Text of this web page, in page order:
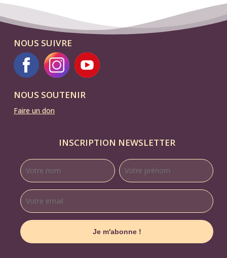
NOUS SUIVRE
NOUS SOUTENIR
Faire un don
INSCRIPTION NEWSLETTER